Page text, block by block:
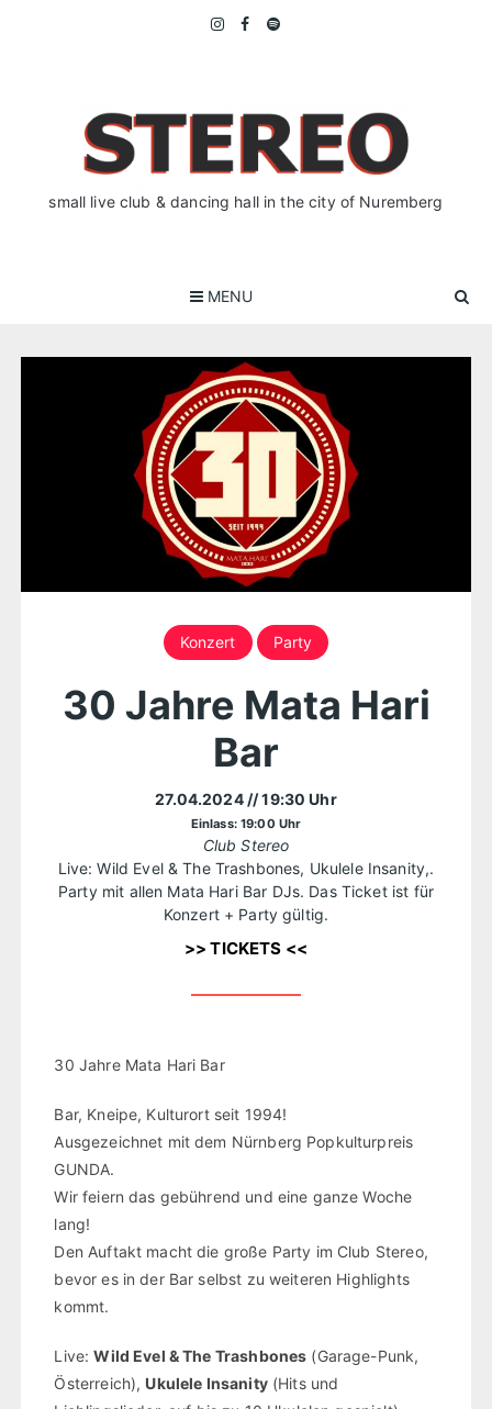
small live club & dancing hall in the city of Nuremberg
MENU
Konzert Party
30 Jahre Mata Hari
Bar
27.04.2024 // 19:30 Uhr
Einlass: 19:00 Uhr
Club Stereo
Live: Wild Evel & The Trashbones, Ukulele Insanity,.
Party mit allen Mata Hari Bar DJs. Das Ticket ist für
Konzert + Party gültig.
>> TICKETS <<
30 Jahre Mata Hari Bar
Bar, Kneipe, Kulturort seit 1994!
Ausgezeichnet mit dem Nürnberg Popkulturpreis
GUNDA.
Wir feiern das gebührend und eine ganze Woche
lang!
Den Auftakt macht die große Party im Club Stereo,
bevor es in der Bar selbst zu weiteren Highlights
kommt.
Live:Wild Evel & The Trashbones (Garage-Punk,
Österreich), Ukulele Insanity(Hits und